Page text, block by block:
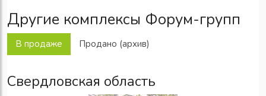
Другие комплексы Форум-групп
В продаже Продано (архив)
Свердловская область